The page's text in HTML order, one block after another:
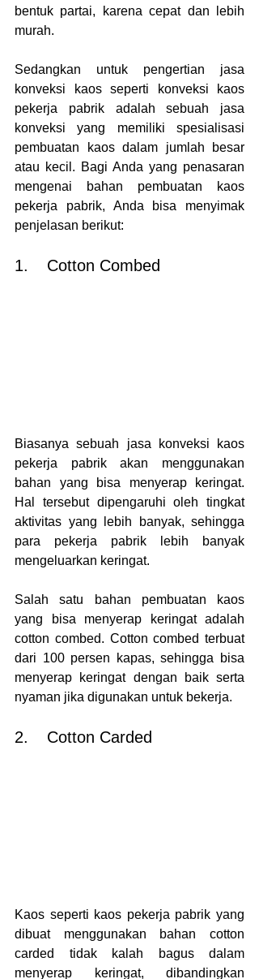
bentuk partai, karena cepat dan lebih
murah.
Sedangkan untuk pengertian jasa
konveksi kaos seperti konveksi kaos
pekerja pabrik adalah sebuah jasa
konveksi yang memiliki spesialisasi
pembuatan kaos dalam jumlah besar
atau kecil. Bagi Anda yang penasaran
mengenai bahan pembuatan kaos
pekerja pabrik, Anda bisa menyimak
penjelasan berikut:
1.	Cotton Combed
Biasanya sebuah jasa konveksi kaos
pekerja pabrik akan menggunakan
bahan yang bisa menyerap keringat.
Hal tersebut dipengaruhi oleh tingkat
aktivitas yang lebih banyak, sehingga
para pekerja pabrik lebih banyak
mengeluarkan keringat.
Salah satu bahan pembuatan kaos
yang bisa menyerap keringat adalah
cotton combed. Cotton combed terbuat
dari 100 persen kapas, sehingga bisa
menyerap keringat dengan baik serta
nyaman jika digunakan untuk bekerja.
2.	Cotton Carded
Kaos seperti kaos pekerja pabrik yang
dibuat menggunakan bahan cotton
carded tidak kalah bagus dalam
menyerap keringat, dibandingkan